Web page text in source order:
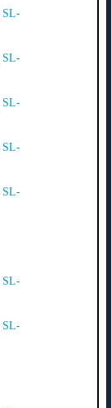
SL-
SL-
SL-
SL-
SL-
SL-
SL-